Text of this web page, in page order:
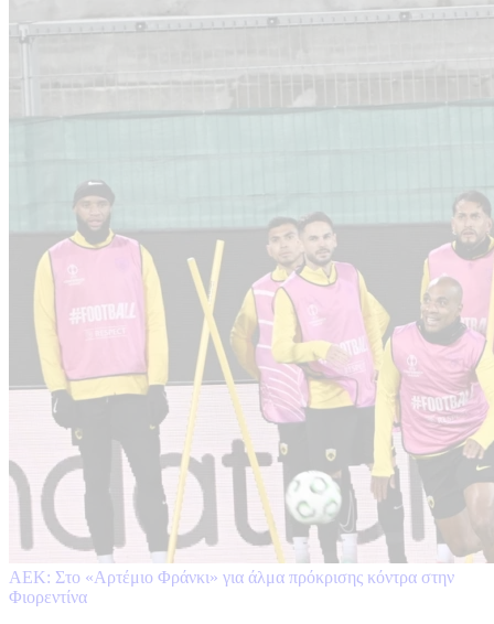
ΑΕΚ: Στο «Αρτέμιο Φράνκι» για άλμα πρόκρισης κόντρα στην
Φιορεντίνα